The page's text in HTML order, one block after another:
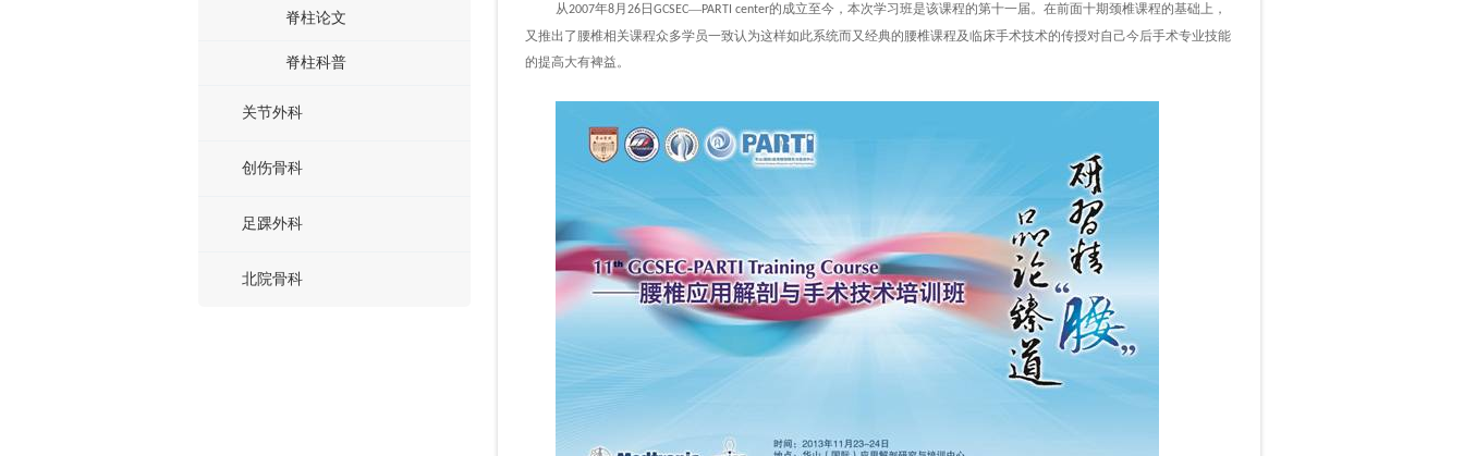
脊柱论文
脊柱科普
关节外科
创伤骨科
足踝外科
北院骨科
从2007年8月 26日 GCSEC—PARTI center的成立至今，本次学习班是该课程的第十一届。在前面十期颈椎课程的基础上，
又推出了腰椎相关课程众多学员一致认为这样如此系统而又经典的腰椎课程及临床手术技术的传授对自己今后手术专业技能
的提高大有裨益。